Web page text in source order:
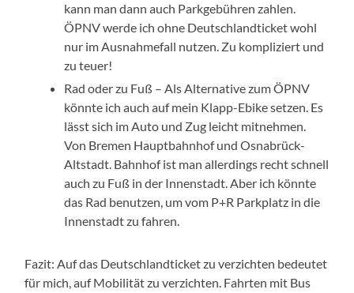
kann man dann auch Parkgebühren zahlen.
ÖPNV werde ich ohne Deutschlandticket wohl
nur im Ausnahmefall nutzen. Zu kompliziert und
zu teuer!
Rad oder zu Fuß – Als Alternative zum ÖPNV
könnte ich auch auf mein Klapp-Ebike setzen. Es
lässt sich im Auto und Zug leicht mitnehmen.
Von Bremen Hauptbahnhof und Osnabrück-
Altstadt. Bahnhof ist man allerdings recht schnell
auch zu Fuß in der Innenstadt. Aber ich könnte
das Rad benutzen, um vom P+R Parkplatz in die
Innenstadt zu fahren.
Fazit: Auf das Deutschlandticket zu verzichten bedeutet
für mich, auf Mobilität zu verzichten. Fahrten mit Bus